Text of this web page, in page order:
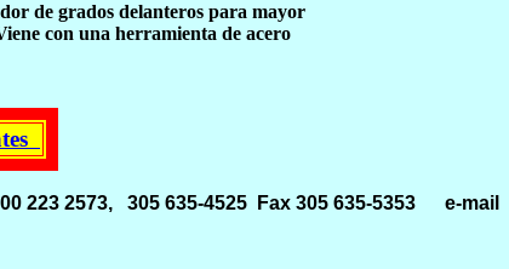
de grados delanteros para mayor
con una herramienta de acero
223 2573, 305 635-4525 Fax 305 635-5353 e-